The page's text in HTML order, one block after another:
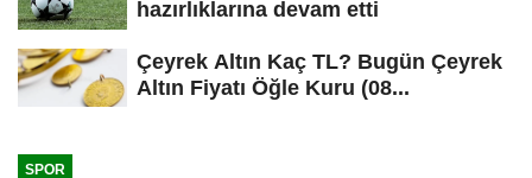
hazırlıklarına devam etti
Çeyrek Altın Kaç TL? Bugün Çeyrek
Altın Fiyatı Öğle Kuru (08...
SPOR